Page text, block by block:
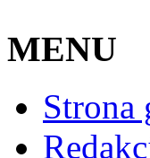
MENU
Strona